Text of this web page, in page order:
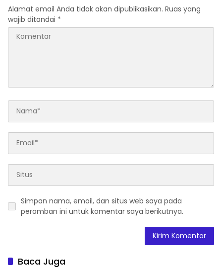
Alamat email Anda tidak akan dipublikasikan. Ruas yang
wajib ditandai *
Simpan nama, email, dan situs web saya pada
peramban ini untuk komentar saya berikutnya.
Baca Juga